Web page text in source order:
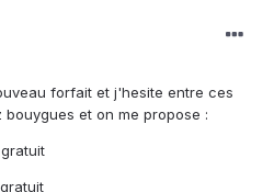
forfait et j'hesite entre ces
et on me propose :